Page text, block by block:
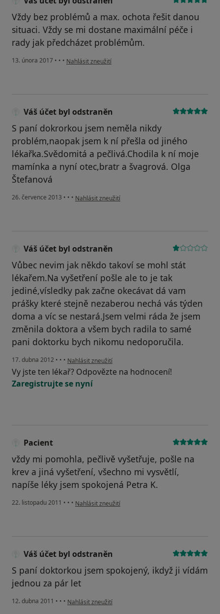
Vždy bez problémů a max. ochota řešit danou
situaci. Vždy se mi dostane maximální péče i
rady jak předcházet problémům.
13. února 2017 • • • podle názoru uživatele Váš účet byl odstraněn
Nahlásit zneužití
Váš účet byl odstraněn
S paní dokrorkou jsem neměla nikdy
problém,naopak jsem k ní přešla od jiného
lékařka.Svědomitá a pečlivá.Chodila k ní moje
mamínka a nyní otec,bratr a švagrová. Olga
Štefanová
26. července 2013 • • • podle názoru uživatele Váš účet byl odstraněn
Nahlásit zneužití
Váš účet byl odstraněn
Vůbec nevim jak někdo takoví se mohl stát
lékařem.Na vyšetření pošle ale to je tak
jediné,vísledky pak začne okecávat dá vam
prášky které stejně nezaberou nechá vás týden
doma a víc se nestará.Jsem velmi ráda že jsem
změnila doktora a všem bych radila to samé
pani doktorku bych nikomu nedoporučila.
17. dubna 2012 • • • podle názoru uživatele Váš účet byl odstraněn
Nahlásit zneužití
Vy jste ten lékař? Odpovězte na hodnocení!
Zaregistrujte se nyní
Pacient
vždy mi pomohla, pečlivě vyšetřuje, pošle na
krev a jiná vyšetření, všechno mi vysvětlí,
napíše léky jsem spokojená Petra K.
22. listopadu 2011 • • • podle názoru uživatele Pacient
Nahlásit zneužití
Váš účet byl odstraněn
S paní doktorkou jsem spokojený, ikdyž ji vídám
jednou za pár let
12. dubna 2011 • • • podle názoru uživatele Váš účet byl odstraněn
Nahlásit zneužití